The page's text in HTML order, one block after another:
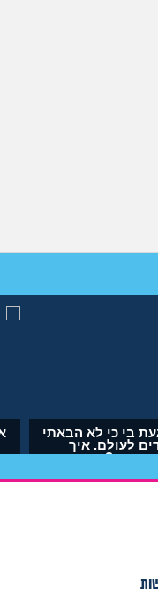
בי כי לא הבאתי
לעולם. איך